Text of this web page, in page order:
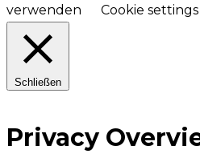
verwenden
Cookie settings
Schließen
Privacy